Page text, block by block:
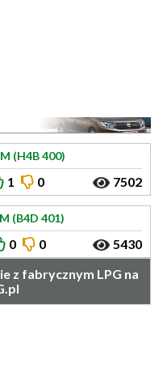
(H4B 400)
1 0 7502
(B4D 401)
0 0
5430
z fabrycznym LPG na